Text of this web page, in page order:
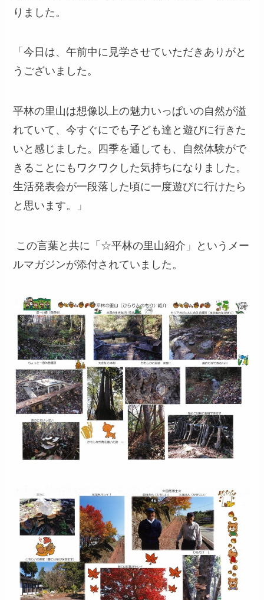
りました。
「今日は、午前中に見学させていただきありがと
うございました。
平林の里山は想像以上の魅力いっぱいの自然が溢
れていて、今すぐにでも子ども達と遊びに行きた
いと感じました。四季を通しても、自然体験がで
きることにもワクワクした気持ちになりました。
生活発表会が一段落した頃に一度遊びに行けたら
と思います。」
この言葉と共に「☆平林の里山紹介」というメー
ルマガジンが添付されていました。